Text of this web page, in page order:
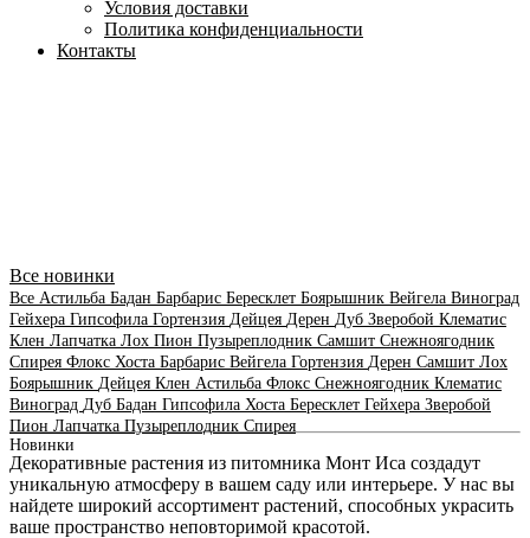
Условия доставки
Политика конфиденциальности
Контакты
Все новинки
Все Астильба Бадан Барбарис Бересклет Боярышник Вейгела Виноград
Гейхера Гипсофила Гортензия Дейцея Дерен Дуб Зверобой Клематис
Клен Лапчатка Лох Пион Пузыреплодник Самшит Снежноягодник
Спирея Флокс Хоста Барбарис Вейгела Гортензия Дерен Самшит Лох
Боярышник Дейцея Клен Астильба Флокс Снежноягодник Клематис
Виноград Дуб Бадан Гипсофила Хоста Бересклет Гейхера Зверобой
Пион Лапчатка Пузыреплодник Спирея
Новинки
Декоративные растения из питомника Монт Иса создадут
уникальную атмосферу в вашем саду или интерьере. У нас вы
найдете широкий ассортимент растений, способных украсить
ваше пространство неповторимой красотой.